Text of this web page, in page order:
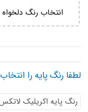
انتخاب رنگ دلخواه
لطفا رنگ پایه را
رنگ پایه اكريليك